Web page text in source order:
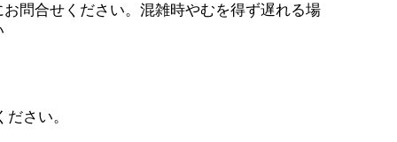
問合せください。混雑時やむを得ず遅れる場
さい。